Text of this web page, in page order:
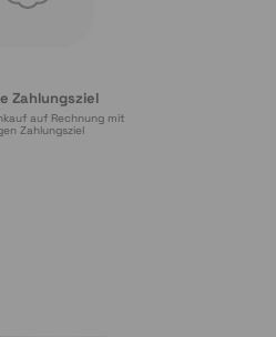
Zahlungsziel
auf Rechnung mit
Zahlungsziel